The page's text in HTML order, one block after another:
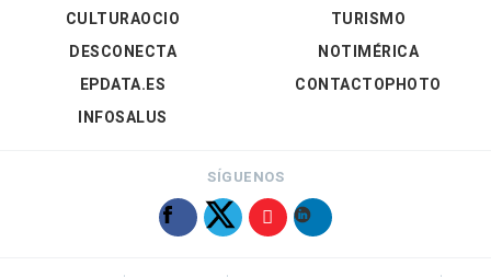
CULTURAOCIO
DESCONECTA
EPDATA.ES
INFOSALUS
TURISMO
NOTIMÉRICA
CONTACTOPHOTO
SÍGUENOS